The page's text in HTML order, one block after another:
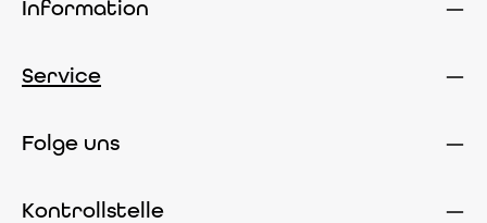
Information
Service
Folge uns
Kontrollstelle